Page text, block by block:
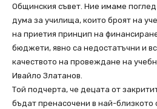
Общинския съвет. Ние имаме поглед
дума за училища, които броят на
на приетия принцип на
бюджети, явно са недостатъчни и
качеството на провеждане на
Ивайло Златанов.
Той подчерта, че децата от
бъдат пренасочени в най-